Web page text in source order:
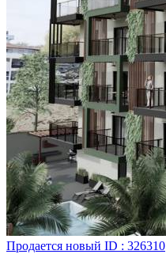
Продается новый ID : 326310